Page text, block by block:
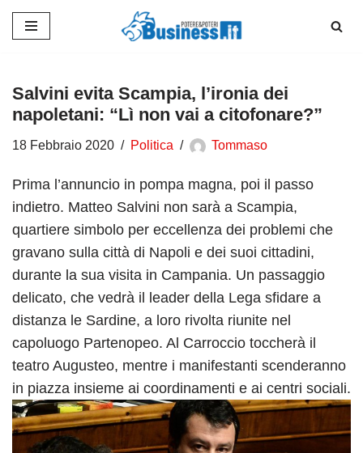
contenuto
Salvini evita Scampia, l’ironia dei
napoletani: “Lì non vai a citofonare?”
18 Febbraio 2020 Politica Tommaso
Prima l’annuncio in pompa magna, poi il passo
indietro. Matteo Salvini non sarà a Scampia,
quartiere simbolo per eccellenza dei problemi che
gravano sulla città di Napoli e dei suoi cittadini,
durante la sua visita in Campania. Un passaggio
delicato, che vedrà il leader della Lega sfidare a
distanza le Sardine, a loro rivolta riunite nel
capoluogo Partenopeo. Al Carroccio toccherà il
teatro Augusteo, mentre i manifestanti scenderanno
in piazza insieme ai coordinamenti e ai centri sociali.